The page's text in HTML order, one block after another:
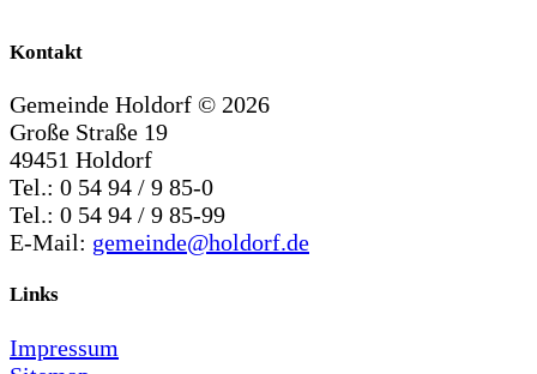
Kontakt
Gemeinde Holdorf © 2026
Große Straße 19
49451 Holdorf
Tel.: 0 54 94 / 9 85-0
Tel.: 0 54 94 / 9 85-99
E-Mail: gemeinde@holdorf.de
Links
Impressum